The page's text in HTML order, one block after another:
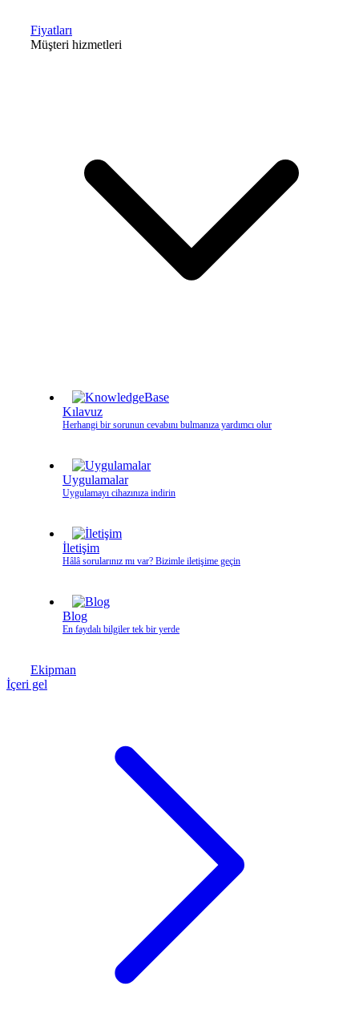
Fiyatları
Müşteri hizmetleri
Kılavuz
Herhangi bir sorunun cevabını bulmanıza yardımcı olur
Uygulamalar
Uygulamayı cihazınıza indirin
İletişim
Hâlâ sorularınız mı var? Bizimle iletişime geçin
Blog
En faydalı bilgiler tek bir yerde
Ekipman
İçeri gel